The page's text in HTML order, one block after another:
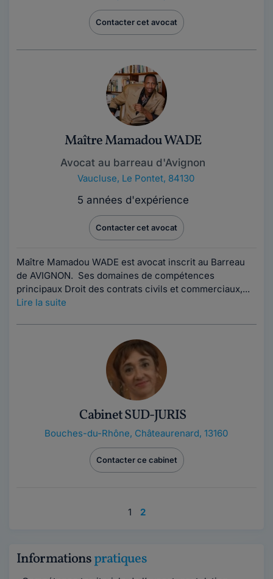
Contacter cet avocat
Maître Mamadou WADE
Avocat au barreau d'Avignon
Vaucluse, Le Pontet, 84130
5 années d'expérience
Contacter cet avocat
Maître Mamadou WADE est avocat inscrit au Barreau
de AVIGNON. Ses domaines de compétences
principaux Droit des contrats civils et commerciaux,...
Lire la suite
Cabinet SUD-JURIS
Bouches-du-Rhône, Châteaurenard, 13160
Contacter ce cabinet
1 2
Informationspratiques